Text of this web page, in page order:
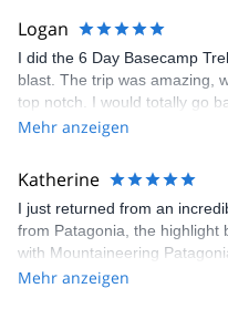
Logan
I did the 6 Day Basecamp
blast. The trip was amazing,
top notch. I would totally go
offered by Mountaineering
Mehr anzeigen
Katherine
I just returned from an
from Patagonia, the highlight
with Mountaineering
food was amazing (I think we
Mehr anzeigen